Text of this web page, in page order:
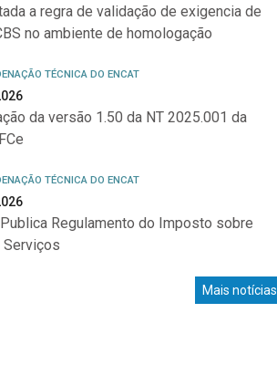
a regra de validação de exigencia de
no ambiente de homologação
TÉCNICA DO ENCAT
da versão 1.50 da NT 2025.001 da
TÉCNICA DO ENCAT
Regulamento do Imposto sobre
Serviços
Mais notícias